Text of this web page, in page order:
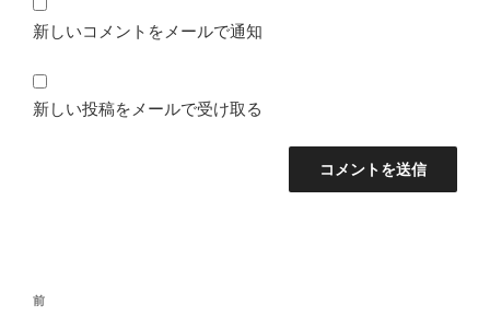
新しいコメントをメールで通知
新しい投稿をメールで受け取る
投
前
前